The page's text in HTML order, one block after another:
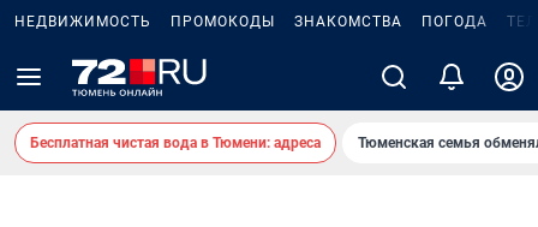
НЕДВИЖИМОСТЬ ПРОМОКОДЫ ЗНАКОМСТВА ПОГОДА
Бесплатная чистая вода в Тюмени: адреса Тюменская семья